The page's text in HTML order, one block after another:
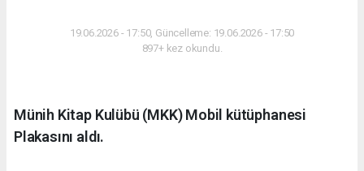
19.06.2026 - 17:50, Güncelleme: 19.06.2026 - 17:50
897+ kez okundu.
Münih Kitap Kulübü (MKK) Mobil kütüphanesi
Plakasını aldı.